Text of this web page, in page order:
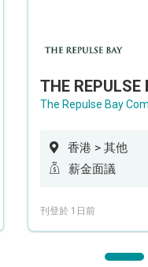
The Repulse Bay
香港 > 其他
薪金面議
刊登於 1日前